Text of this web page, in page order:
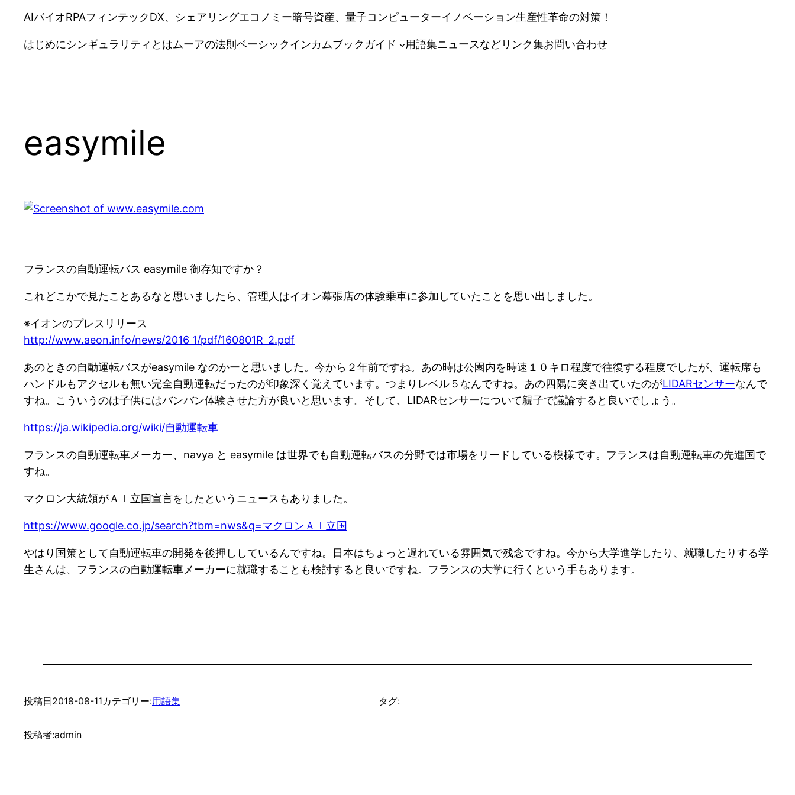
AIバイオRPAフィンテックDX、シェアリングエコノミー暗号資産、量子コンピューターイノベーション生産性革命の対策！
はじめにシンギュラリティとはムーアの法則 ベーシックインカムブックガイド 用語集ニュースなどリンク集お問い合わせ
easymile
フランスの自動運転バス easymile 御存知ですか？
これどこかで見たことあるなと思いましたら、管理人はイオン幕張店の体験乗車に参加していたことを思い出しました。
※イオンのプレスリリース
http://www.aeon.info/news/2016_1/pdf/160801R_2.pdf
あのときの自動運転バスがeasymile なのかーと思いました。今から２年前ですね。あの時は公園内を時速１０キロ程度で往復する程度でしたが、運転席も
ハンドルもアクセルも無い完全自動運転だったのが印象深く覚えています。つまりレベル５なんですね。あの四隅に突き出ていたのがLIDARセンサーなんで
すね。こういうのは子供にはバンバン体験させた方が良いと思います。そして、LIDARセンサーについて親子で議論すると良いでしょう。
https://ja.wikipedia.org/wiki/自動運転車
フランスの自動運転車メーカー、navya と easymile は世界でも自動運転バスの分野では市場をリードしている模様です。フランスは自動運転車の先進国で
すね。
マクロン大統領がＡＩ立国宣言をしたというニュースもありました。
https://www.google.co.jp/search?tbm=nws&q=マクロンＡＩ立国
やはり国策として自動運転車の開発を後押ししているんですね。日本はちょっと遅れている雰囲気で残念ですね。今から大学進学したり、就職したりする学
生さんは、フランスの自動運転車メーカーに就職することも検討すると良いですね。フランスの大学に行くという手もあります。
投稿日2018-08-11カテゴリー:用語集
投稿者:admin
タグ: